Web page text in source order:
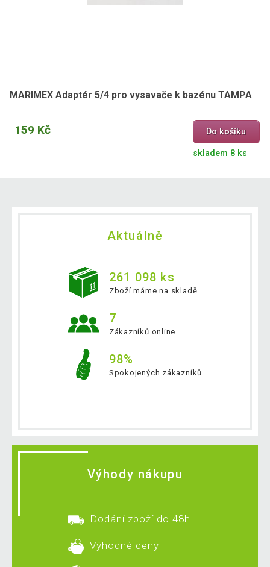
MARIMEX Adaptér 5/4 pro vysavače k bazénu TAMPA
159 Kč Do košíku
skladem 8 ks
Aktuálně
261 098 ks
Zboží máme na skladě
7
Zákazníků online
98%
Spokojených zákazníků
Výhody nákupu
Dodání zboží do 48h
Výhodné ceny